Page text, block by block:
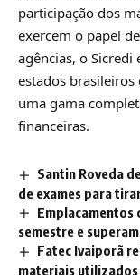
participação dos
exercem o papel
agências, o
estados
uma gama
financeiras.
Santin Roveda
de exames para
Emplacamentos
semestre e
Fatec Ivaiporã
materiais utilizados